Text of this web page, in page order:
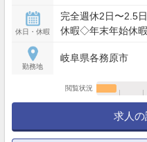
休日・休暇
完全週休2日〜2.5
休暇◇年末年始休
勤務地
岐阜県各務原市
閲覧状況
求人の